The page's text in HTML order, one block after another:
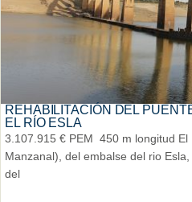
REHABILITACIÓN DEL
EL RÍO ESLA
3.107.915 € PEM 450 m longitud El
Manzanal), del embalse del rio
del